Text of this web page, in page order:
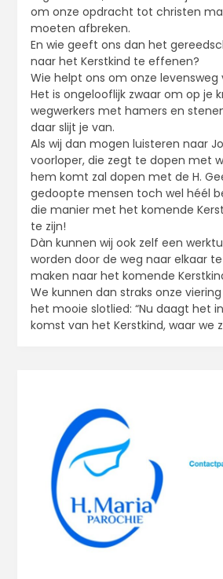
om onze opdracht tot christen
moeten afbreken.
En wie geeft ons dan het
naar het Kerstkind te effenen?
Wie helpt ons om onze levensweg
Het is ongelooflijk zwaar om op je
wegwerkers met hamers en
daar slijt je van.
Als wij dan mogen luisteren naar
voorloper, die zegt te dopen met
hem komt zal dopen met de H.
gedoopte mensen toch wel héél
die manier met het komende
te zijn!
Dàn kunnen wij ook zelf een
worden door de weg naar elkaar
maken naar het komende
We kunnen dan straks onze
het mooie slotlied: “Nu daagt het
komst van het Kerstkind, waar we